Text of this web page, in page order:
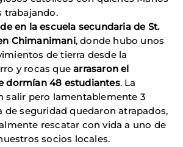
trabajando.
en la escuela secundaria de St.
Chimanimani, donde hubo unos
de tierra desde la
y rocas quearrasaron el
dormían 48 estudiantes. La
salir pero lamentablemente 3
de seguridad quedaron atrapados,
rescatar con vida a uno de
socios locales.